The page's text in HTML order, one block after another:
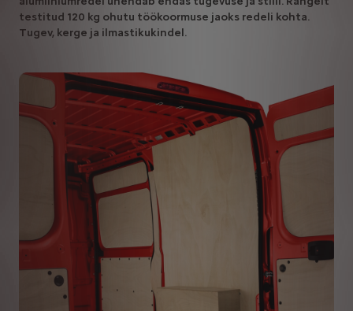
testitud 120 kg ohutu töökoormuse jaoks redeli kohta.
Tugev, kerge ja ilmastikukindel.